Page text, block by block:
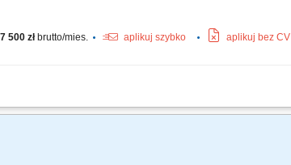
500 złbrutto/mies. aplikuj szybko aplikuj bez CV
z telefoniczną obsługą Klientów; Opieka nad